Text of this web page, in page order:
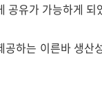
공유가 가능하게 되
공하는 이른바 생산